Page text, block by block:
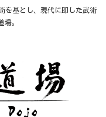
を基とし、現代に即した武術
場。